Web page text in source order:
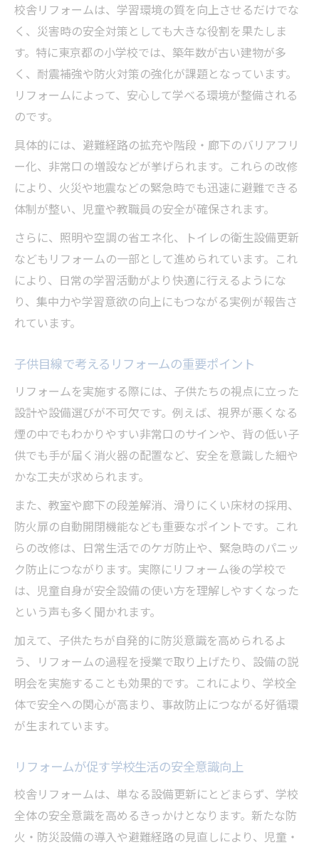
校舎リフォームは、学習環境の質を向上させるだけでな
く、災害時の安全対策としても大きな役割を果たしま
す。特に東京都の小学校では、築年数が古い建物が多
く、耐震補強や防火対策の強化が課題となっています。
リフォームによって、安心して学べる環境が整備される
のです。
具体的には、避難経路の拡充や階段・廊下のバリアフリ
ー化、非常口の増設などが挙げられます。これらの改修
により、火災や地震などの緊急時でも迅速に避難できる
体制が整い、児童や教職員の安全が確保されます。
さらに、照明や空調の省エネ化、トイレの衛生設備更新
などもリフォームの一部として進められています。これ
により、日常の学習活動がより快適に行えるようにな
り、集中力や学習意欲の向上にもつながる実例が報告さ
れています。
子供目線で考えるリフォームの重要ポイント
リフォームを実施する際には、子供たちの視点に立った
設計や設備選びが不可欠です。例えば、視界が悪くなる
煙の中でもわかりやすい非常口のサインや、背の低い子
供でも手が届く消火器の配置など、安全を意識した細や
かな工夫が求められます。
また、教室や廊下の段差解消、滑りにくい床材の採用、
防火扉の自動開閉機能なども重要なポイントです。これ
らの改修は、日常生活でのケガ防止や、緊急時のパニッ
ク防止につながります。実際にリフォーム後の学校で
は、児童自身が安全設備の使い方を理解しやすくなった
という声も多く聞かれます。
加えて、子供たちが自発的に防災意識を高められるよ
う、リフォームの過程を授業で取り上げたり、設備の説
明会を実施することも効果的です。これにより、学校全
体で安全への関心が高まり、事故防止につながる好循環
が生まれています。
リフォームが促す学校生活の安全意識向上
校舎リフォームは、単なる設備更新にとどまらず、学校
全体の安全意識を高めるきっかけとなります。新たな防
火・防災設備の導入や避難経路の見直しにより、児童・